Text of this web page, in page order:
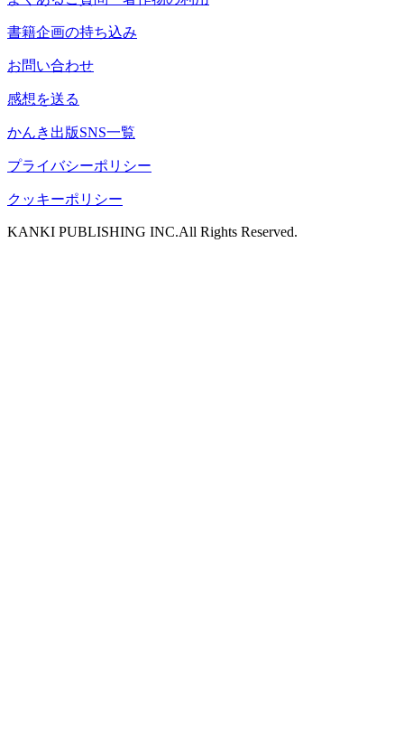
書籍企画の持ち込み
お問い合わせ
感想を送る
かんき出版SNS一覧
プライバシーポリシー
クッキーポリシー
KANKI PUBLISHING INC.All Rights Reserved.